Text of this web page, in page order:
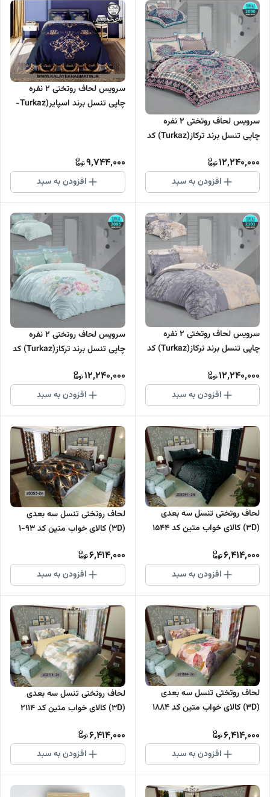
سرویس لحاف روتختی 2 نفره
چاپی تنسل برند ترکاز(Turkaz) کد
12,240,000
افزودن به سبد
سرویس لحاف روتختی 2 نفره
چاپی تنسل برند اسپایر(Turkaz-
9,744,000
افزودن به سبد
سرویس لحاف روتختی 2 نفره
چاپی تنسل برند ترکاز(Turkaz) کد
12,240,000
افزودن به سبد
سرویس لحاف روتختی 2 نفره
چاپی تنسل برند ترکاز(Turkaz) کد
12,240,000
افزودن به سبد
لحاف روتختی تنسل سه بعدی
(3D) کالای خواب متین کد 1544
6,414,000
افزودن به سبد
لحاف روتختی تنسل سه بعدی
(3D) کالای خواب متین کد 93-1
6,414,000
افزودن به سبد
لحاف روتختی تنسل سه بعدی
(3D) کالای خواب متین کد 1884
6,414,000
افزودن به سبد
لحاف روتختی تنسل سه بعدی
(3D) کالای خواب متین کد 2114
6,414,000
افزودن به سبد